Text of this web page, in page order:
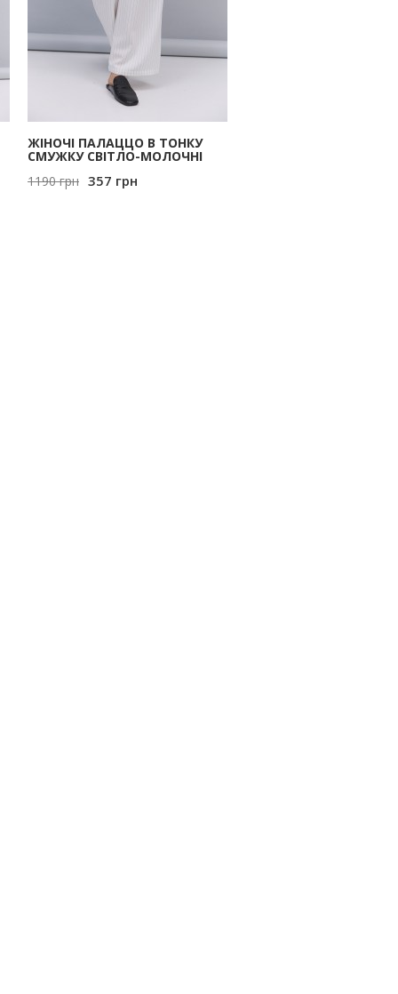
ЖІНОЧІ ПАЛАЦЦО В ТОНКУ
СМУЖКУ СВІТЛО-МОЛОЧНІ
1190 грн 357 грн